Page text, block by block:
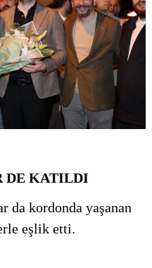
DE KATILDI
da kordonda yaşanan
eşlik etti.